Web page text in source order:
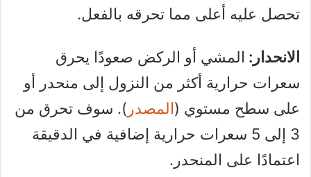
تحصل عليه أعلى مما تحرقه بالفعل.
الانحدار: المشي أو الركض صعودًا يحرق
سعرات حرارية أكثر من النزول إلى منحدر أو
على سطح مستوي (المصدر ). سوف تحرق من
3 إلى 5 سعرات حرارية إضافية في الدقيقة
اعتمادًا على المنحدر.